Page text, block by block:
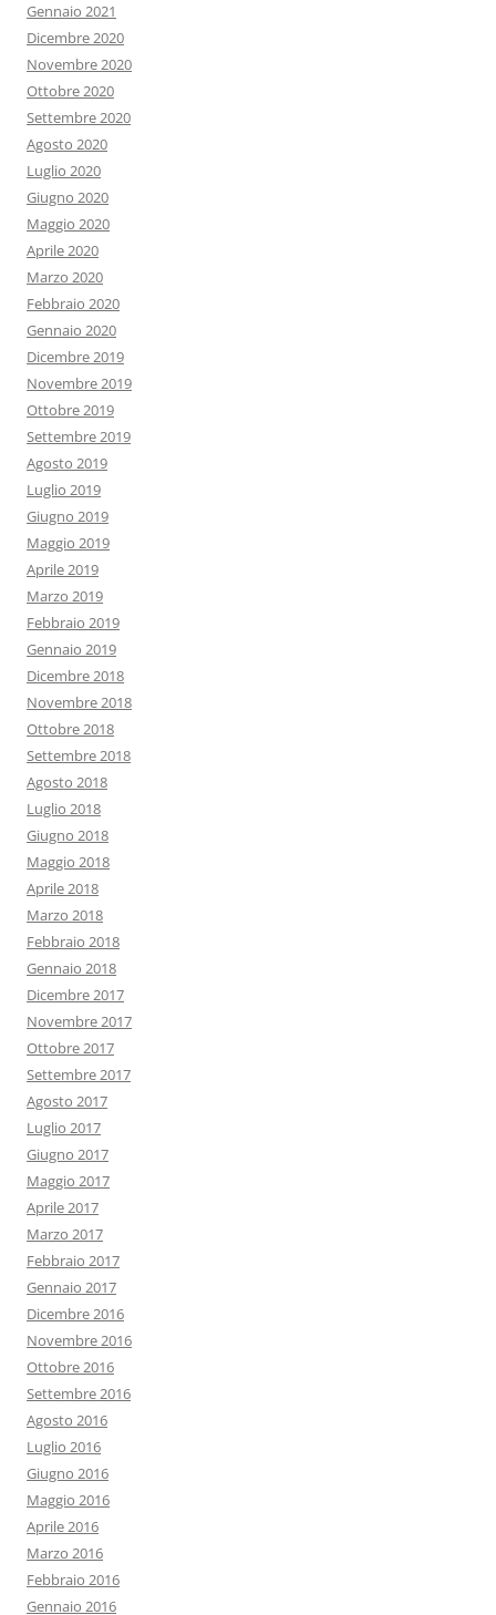
Gennaio 2021
Dicembre 2020
Novembre 2020
Ottobre 2020
Settembre 2020
Agosto 2020
Luglio 2020
Giugno 2020
Maggio 2020
Aprile 2020
Marzo 2020
Febbraio 2020
Gennaio 2020
Dicembre 2019
Novembre 2019
Ottobre 2019
Settembre 2019
Agosto 2019
Luglio 2019
Giugno 2019
Maggio 2019
Aprile 2019
Marzo 2019
Febbraio 2019
Gennaio 2019
Dicembre 2018
Novembre 2018
Ottobre 2018
Settembre 2018
Agosto 2018
Luglio 2018
Giugno 2018
Maggio 2018
Aprile 2018
Marzo 2018
Febbraio 2018
Gennaio 2018
Dicembre 2017
Novembre 2017
Ottobre 2017
Settembre 2017
Agosto 2017
Luglio 2017
Giugno 2017
Maggio 2017
Aprile 2017
Marzo 2017
Febbraio 2017
Gennaio 2017
Dicembre 2016
Novembre 2016
Ottobre 2016
Settembre 2016
Agosto 2016
Luglio 2016
Giugno 2016
Maggio 2016
Aprile 2016
Marzo 2016
Febbraio 2016
Gennaio 2016